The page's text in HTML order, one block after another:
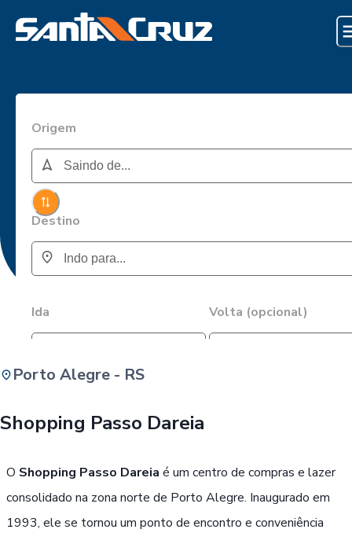
Origem
Destino
Ida Volta (opcional)
Porto Alegre - RS
Shopping Passo Dareia
O Shopping Passo Dareia é um centro de compras e lazer
consolidado na zona norte de Porto Alegre. Inaugurado em
1993, ele se tornou um ponto de encontro e conveniência